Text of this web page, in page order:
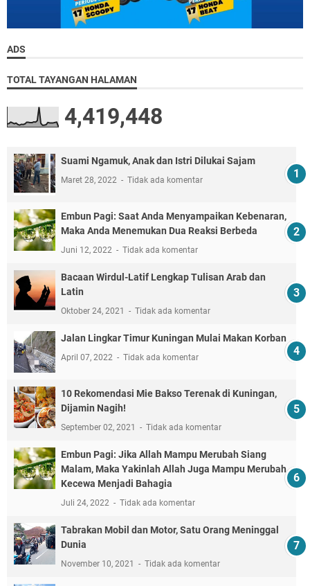
ADS
TOTAL TAYANGAN HALAMAN
4,419,448
Suami Ngamuk, Anak dan Istri Dilukai Sajam
Maret 28, 2022 Tidak ada komentar
Embun Pagi: Saat Anda Menyampaikan Kebenaran,
Maka Anda Menemukan Dua Reaksi Berbeda
Juni 12, 2022 Tidak ada komentar
Bacaan Wirdul-Latif Lengkap Tulisan Arab dan
Latin
Oktober 24, 2021 Tidak ada komentar
Jalan Lingkar Timur Kuningan Mulai Makan Korban
April 07, 2022 Tidak ada komentar
10 Rekomendasi Mie Bakso Terenak di Kuningan,
Dijamin Nagih!
September 02, 2021 Tidak ada komentar
Embun Pagi: Jika Allah Mampu Merubah Siang
Malam, Maka Yakinlah Allah Juga Mampu Merubah
Kecewa Menjadi Bahagia
Juli 24, 2022 Tidak ada komentar
Tabrakan Mobil dan Motor, Satu Orang Meninggal
Dunia
November 10, 2021 Tidak ada komentar